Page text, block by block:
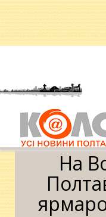
Головна »
Полтаві проведуть
На